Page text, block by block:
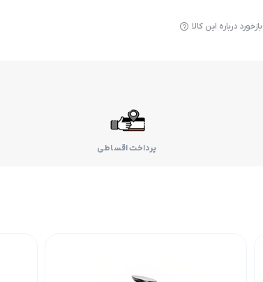
بازخورد درباره این کالا
پرداخت اقساطی